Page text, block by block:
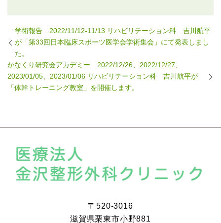
学術報告 2022/11/12-11/13 リハビリテーション科 吉川航平
が「第33回日本臨床スポーツ医学会学術集会」にて発表しまし
た。
かなくり研究会アカデミー 2022/12/26、2022/12/27、
2023/01/05、2023/01/06 リハビリテーション科 吉川航平が
「体幹トレーニング教室」を開催します。
〒520-3016
滋賀県栗東市小野881